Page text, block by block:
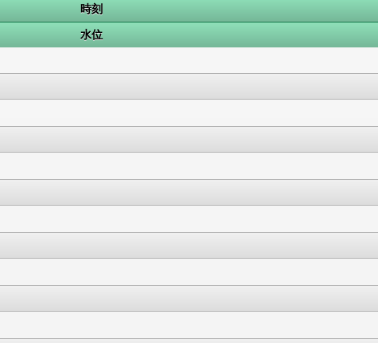
時刻
水位